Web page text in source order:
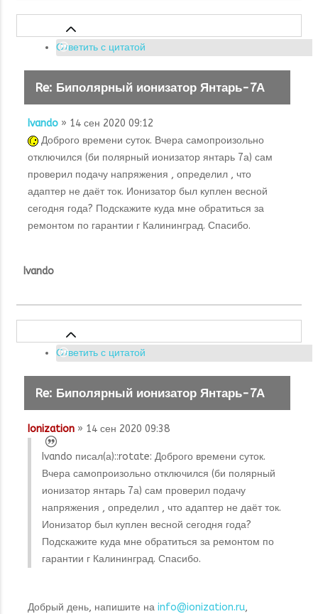
Ответить с цитатой
Re: Биполярный ионизатор Янтарь-7А
Ivando » 14 сен 2020 09:12
Доброго времени суток. Вчера самопроизольно
отключился (би полярный ионизатор янтарь 7а) сам
проверил подачу напряжения , определил , что
адаптер не даёт ток. Ионизатор был куплен весной
сегодня года? Подскажите куда мне обратиться за
ремонтом по гарантии г Калининград. Спасибо.
Ivando
Ответить с цитатой
Re: Биполярный ионизатор Янтарь-7А
Ionization » 14 сен 2020 09:38
Ivando писал(а)::rotate: Доброго времени суток.
Вчера самопроизольно отключился (би полярный
ионизатор янтарь 7а) сам проверил подачу
напряжения , определил , что адаптер не даёт ток.
Ионизатор был куплен весной сегодня года?
Подскажите куда мне обратиться за ремонтом по
гарантии г Калининград. Спасибо.
Добрый день, напишите на info@ionization.ru,